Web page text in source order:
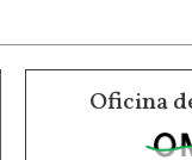
Oficina